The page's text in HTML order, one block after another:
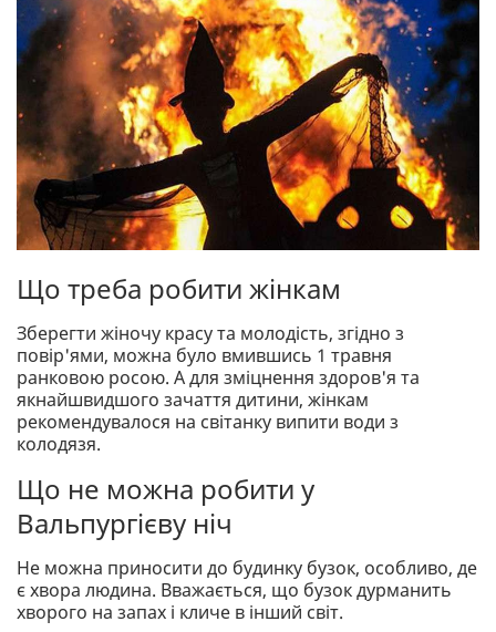
Що треба робити жінкам
Зберегти жіночу красу та молодість, згідно з
повір'ями, можна було вмившись 1 травня
ранковою росою. А для зміцнення здоров'я та
якнайшвидшого зачаття дитини, жінкам
рекомендувалося на світанку випити води з
колодязя.
Що не можна робити у
Вальпургієву ніч
Не можна приносити до будинку бузок, особливо, де
є хвора людина. Вважається, що бузок дурманить
хворого на запах і кличе в інший світ.